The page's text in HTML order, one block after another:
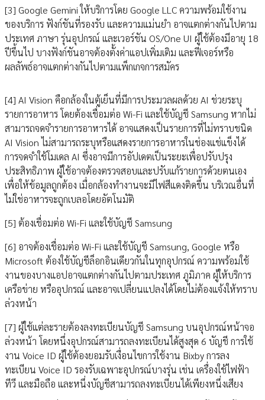
[3] Google Gemini ให้บริการโดย Google LLC ความพร้อมใช้งาน
ของบริการ ฟังก์ชันที่รองรับ และความแม่นยำ อาจแตกต่างกันไปตาม
ประเทศ ภาษา รุ่นอุปกรณ์ และเวอร์ชัน OS/One UI ผู้ใช้ต้องมีอายุ 18
ปีขึ้นไป บางฟังก์ชันอาจต้องตั้งค่าแอปเพิ่มเติม และฟีเจอร์หรือ
ผลลัพธ์อาจแตกต่างกันไปตามแพ็กเกจการสมัคร
[4] AI Vision คือกล้องในตู้เย็นที่มีการประมวลผลด้วย AI ช่วยระบุ
รายการอาหาร โดยต้องเชื่อมต่อ Wi-Fi และใช้บัญชี Samsung หากไม่
สามารถจดจำรายการอาหารได้ อาจแสดงเป็นรายการที่ไม่ทราบชนิด
AI Vision ไม่สามารถระบุหรือแสดงรายการอาหารในช่องแช่แข็งได้
การจดจำใช้โมเดล AI ซึ่งอาจมีการอัปเดตเป็นระยะเพื่อปรับปรุง
ประสิทธิภาพ ผู้ใช้อาจต้องตรวจสอบและปรับแก้รายการด้วยตนเอง
เพื่อให้ข้อมูลถูกต้อง เมื่อกล้องทำงานจะมีไฟสีแดงติดขึ้น บริเวณอื่นที่
ไม่ใช่อาหารจะถูกเบลอโดยอัตโนมัติ
[5] ต้องเชื่อมต่อ Wi-Fi และใช้บัญชี Samsung
[6] อาจต้องเชื่อมต่อ Wi-Fi และใช้บัญชี Samsung, Google หรือ
Microsoft ต้องใช้บัญชีล็อกอินเดียวกันในทุกอุปกรณ์ ความพร้อมใช้
งานของบางแอปอาจแตกต่างกันไปตามประเทศ ภูมิภาค ผู้ให้บริการ
เครือข่าย หรืออุปกรณ์ และอาจเปลี่ยนแปลงได้โดยไม่ต้องแจ้งให้ทราบ
ล่วงหน้า
[7] ผู้ใช้แต่ละรายต้องลงทะเบียนบัญชี Samsung บนอุปกรณ์หน้าจอ
ล่วงหน้า โดยหนึ่งอุปกรณ์สามารถลงทะเบียนได้สูงสุด 6 บัญชี การใช้
งาน Voice ID ผู้ใช้ต้องยอมรับเงื่อนไขการใช้งาน Bixby การลง
ทะเบียน Voice ID รองรับเฉพาะอุปกรณ์บางรุ่น เช่น เครื่องใช้ไฟฟ้า
ทีวี และมือถือ และหนึ่งบัญชีสามารถลงทะเบียนได้เพียงหนึ่งเสียง